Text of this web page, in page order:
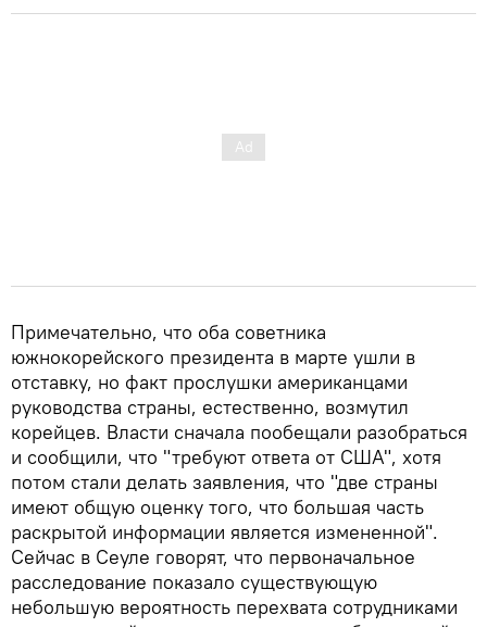
Примечательно, что оба советника
южнокорейского президента в марте ушли в
отставку, но факт прослушки американцами
руководства страны, естественно, возмутил
корейцев. Власти сначала пообещали разобраться
и сообщили, что "требуют ответа от США", хотя
потом стали делать заявления, что "две страны
имеют общую оценку того, что большая часть
раскрытой информации является измененной".
Сейчас в Сеуле говорят, что первоначальное
расследование показало существующую
небольшую вероятность перехвата сотрудниками